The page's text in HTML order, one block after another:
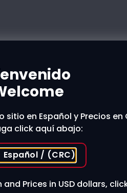
sitio en Español y Precios en
click aquí abajo:
Español / (CRC)
Prices in USD dollars,